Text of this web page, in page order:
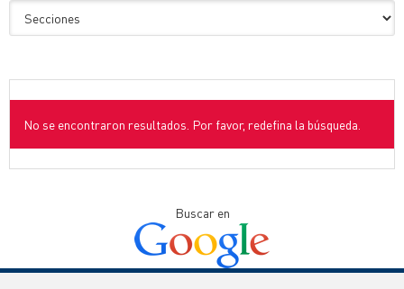
No se encontraron resultados. Por favor, redefina la búsqueda.
Buscar en